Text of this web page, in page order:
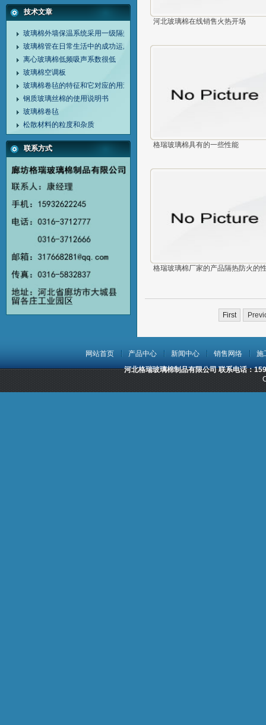
技术文章
玻璃棉外墙保温系统采用一级隔热材料
玻璃棉管在日常生活中的成功运用
离心玻璃棉低频吸声系数很低
玻璃棉空调板
玻璃棉卷毡的特征和它对应的用途
钢质玻璃丝棉的使用说明书
玻璃棉卷毡
松散材料的粒度和杂质
联系方式
河北玻璃棉在线销售火热开场
格瑞玻璃棉具有的一些性能
格瑞玻璃棉厂家的产品隔热防火的
First
网站首页 产品中心 新闻中心 销售网络
施
河北格瑞玻璃棉制品有限公司 联系电话：